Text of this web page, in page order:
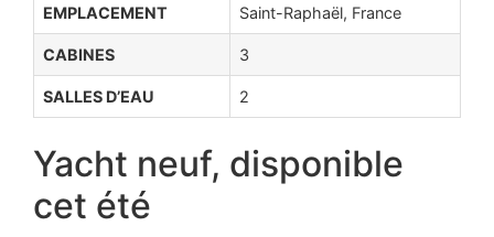
EMPLACEMENT Saint-Raphaël, France
CABINES 3
SALLES D’EAU 2
Yacht neuf, disponible
cet été